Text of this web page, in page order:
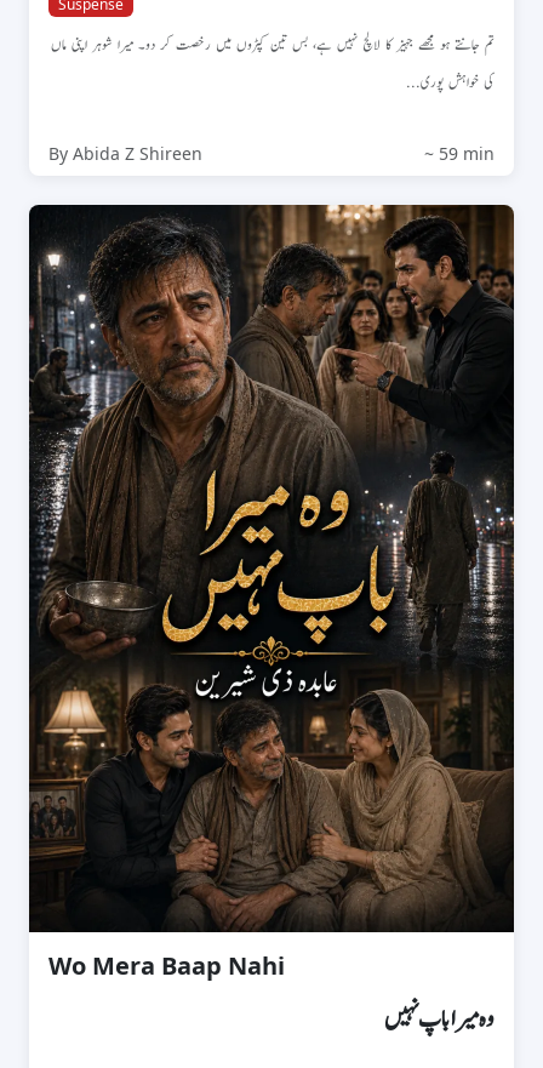
تم جانتے ہو مجھے جہیز کا لالچ نہیں ہے، بس تین کپڑوں میں رخصت کر دو۔ میرا شوہر اپنی ماں
کی خواہش پوری...
By Abida Z Shireen ~ 59 min
Wo Mera Baap Nahi
وہ میرا باپ نہیں